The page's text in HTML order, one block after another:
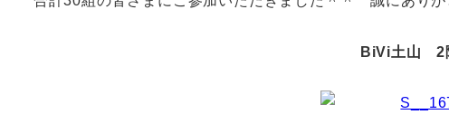
BiVi土山 2